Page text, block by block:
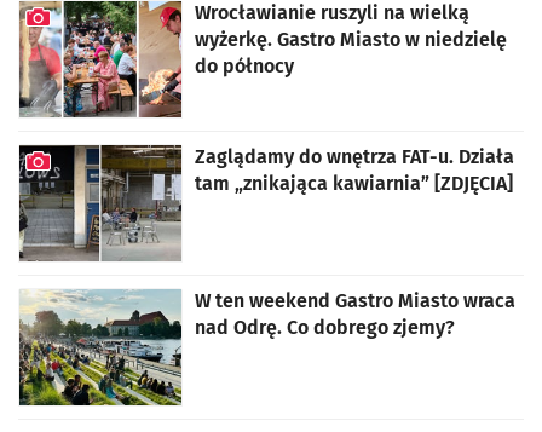
Wrocławianie ruszyli na wielką
wyżerkę. Gastro Miasto w niedzielę
do północy
Zaglądamy do wnętrza FAT-u. Działa
tam „znikająca kawiarnia” [ZDJĘCIA]
W ten weekend Gastro Miasto wraca
nad Odrę. Co dobrego zjemy?